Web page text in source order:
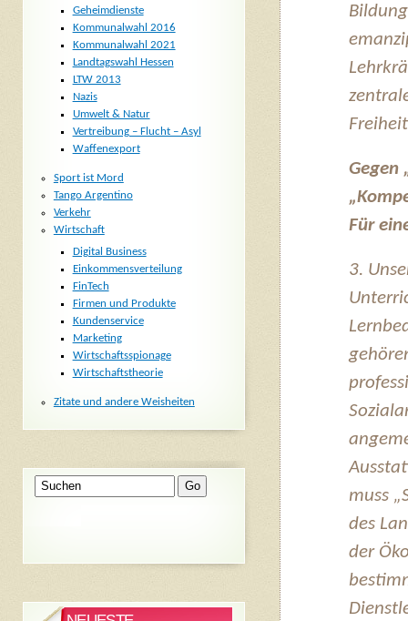
Gegen
Für
3.
muss
des
der
Geheimdienste
Kommunalwahl 2016
Kommunalwahl 2021
Landtagswahl Hessen
LTW 2013
Nazis
Umwelt & Natur
Vertreibung – Flucht – Asyl
Waffenexport
Sport ist Mord
Tango Argentino
Verkehr
Wirtschaft
Digital Business
Einkommensverteilung
FinTech
Firmen und Produkte
Kundenservice
Marketing
Wirtschaftsspionage
Wirtschaftstheorie
Zitate und andere Weisheiten